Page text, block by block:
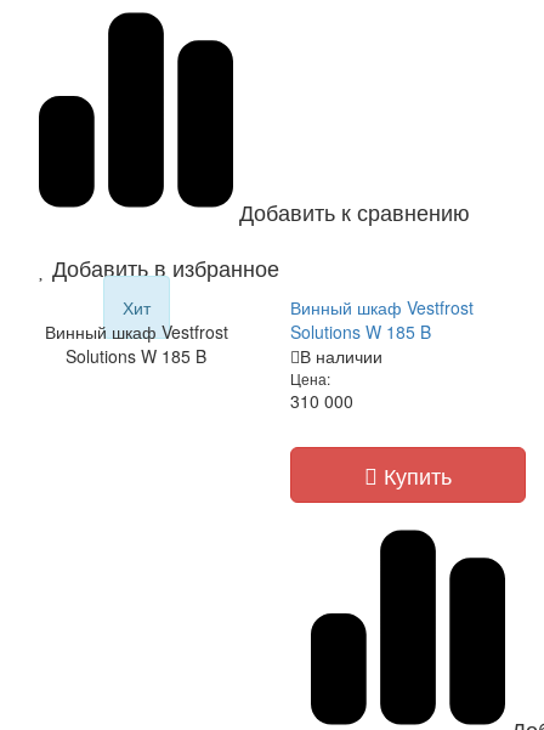
Добавить к сравнению
Добавить в избранное
Хит
Винный шкаф Vestfrost
Solutions W 185 B
Винный шкаф Vestfrost
Solutions W 185 B
В наличии
Цена:
310 000
Купить